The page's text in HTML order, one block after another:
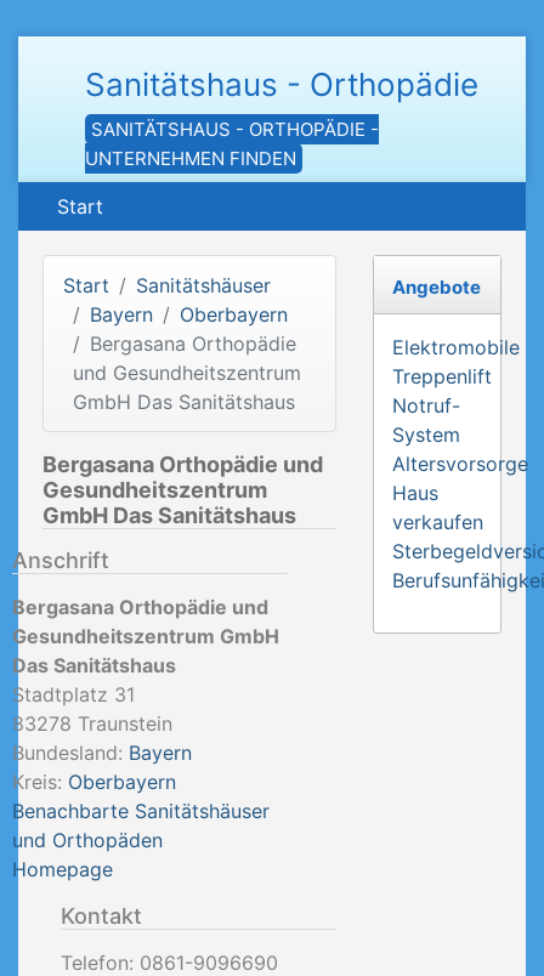
Sanitätshaus - Orthopädie
SANITÄTSHAUS - ORTHOPÄDIE -
UNTERNEHMEN FINDEN
Start
Start
Sanitätshäuser
Bayern
Oberbayern
Bergasana Orthopädie
und Gesundheitszentrum
GmbH Das Sanitätshaus
Bergasana Orthopädie und
Gesundheitszentrum
GmbH Das Sanitätshaus
Anschrift
Bergasana Orthopädie und
Gesundheitszentrum GmbH
Das Sanitätshaus
Stadtplatz 31
83278 Traunstein
Bundesland: Bayern
Kreis: Oberbayern
Benachbarte Sanitätshäuser
und Orthopäden
Homepage
Kontakt
Telefon: 0861-9096690
Angebote
Elektromobile
Treppenlift
Notruf-
System
Altersvorsorge
Haus
verkaufen